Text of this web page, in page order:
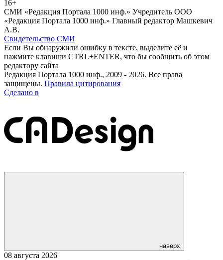
16+
СМИ «Редакция Портала 1000 инф.» Учредитель ООО
«Редакция Портала 1000 инф.» Главный редактор Машкевич
А.В.
Свидетельство СМИ
Если Вы обнаружили ошибку в тексте, выделите её и
нажмите клавиши CTRL+ENTER, что бы сообщить об этом
редактору сайта
Редакция Портала 1000 инф., 2009 - 2026. Все права
защищены. Правила цитирования
Сделано в
наверх
08 августа 2026